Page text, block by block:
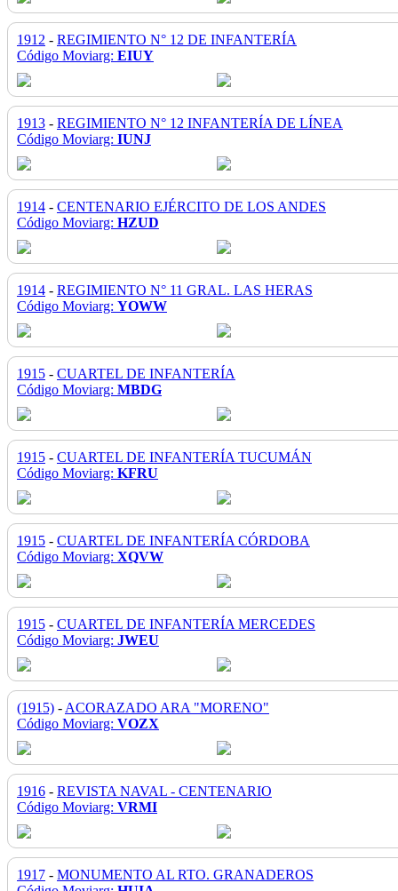
1912 - REGIMIENTO N° 12 DE INFANTERÍA
Código Moviarg: EIUY
1913 - REGIMIENTO N° 12 INFANTERÍA DE LÍNEA
Código Moviarg: IUNJ
1914 - CENTENARIO EJÉRCITO DE LOS ANDES
Código Moviarg: HZUD
1914 - REGIMIENTO N° 11 GRAL. LAS HERAS
Código Moviarg: YOWW
1915 - CUARTEL DE INFANTERÍA
Código Moviarg: MBDG
1915 - CUARTEL DE INFANTERÍA TUCUMÁN
Código Moviarg: KFRU
1915 - CUARTEL DE INFANTERÍA CÓRDOBA
Código Moviarg: XQVW
1915 - CUARTEL DE INFANTERÍA MERCEDES
Código Moviarg: JWEU
(1915) - ACORAZADO ARA "MORENO"
Código Moviarg: VOZX
1916 - REVISTA NAVAL - CENTENARIO
Código Moviarg: VRMI
1917 - MONUMENTO AL RTO. GRANADEROS